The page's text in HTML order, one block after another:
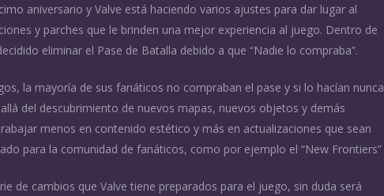
aniversario y Valve está haciendo varios ajustes para dar lugar al
y parches que le brinden una mejor experiencia al juego. Dentro de
eliminar el Pase de Batalla debido a que “Nadie lo compraba”.
la mayoría de sus fanáticos no compraban el pase y si lo hacían nunca
del descubrimiento de nuevos mapas, nuevos objetos y demás
menos en contenido estético y más en actualizaciones que sean
para la comunidad de fanáticos, como por ejemplo el “New Frontiers”
de cambios que Valve tiene preparados para el juego, sin duda será